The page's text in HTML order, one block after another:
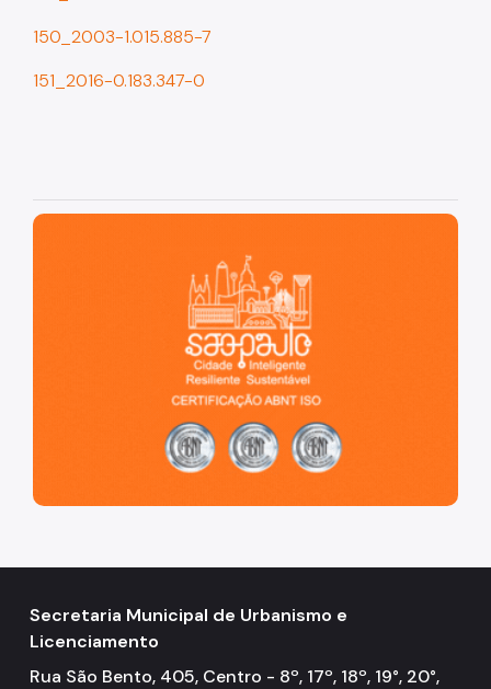
150_2003-1.015.885-7
151_2016-0.183.347-0
São Paulo, cidade inteligente, resiliente e sustentável
Secretaria Municipal de Urbanismo e
Licenciamento
Rua São Bento, 405, Centro - 8º, 17º, 18º, 19°, 20°,